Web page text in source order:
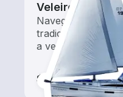
Veleiros
Navegue com
tradicionais
a vento
$320-$1,300